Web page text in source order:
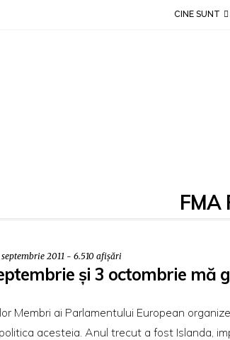
CINE SUNT
FMA
septembrie 2011 - 6.510 afișări
și 3 octombrie mă
Membri ai Parlamentului European
acesteia. Anul trecut a fost Islanda,